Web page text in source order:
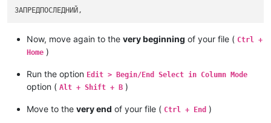
Now, move again to the very beginning of your file ( Ctrl +
Home )
Run the option Edit > Begin/End Select in Column Mode
option ( Alt + Shift + B )
Move to the very end of your file ( Ctrl + End )